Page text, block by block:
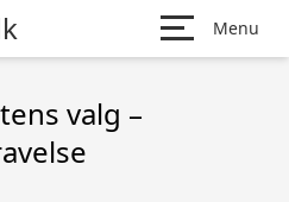
Menu
valg –